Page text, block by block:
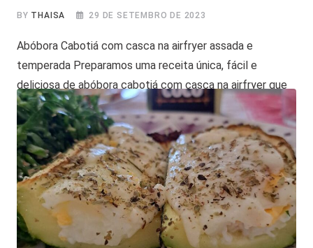
BY THAISA 29 DE SETEMBRO DE 2023
Abóbora Cabotiá com casca na airfryer assada e
temperada Preparamos uma receita única, fácil e
deliciosa de abóbora cabotiá com casca na airfryer que
começa de forma inusitada. Cortamos a abóbora ao meio
de uma maneira verdadeiramente diferenciada, soltando-
a corajosamente de uma altura de aproximadamente 1,5
metros. Essa técnica torna o processo mais fácil e